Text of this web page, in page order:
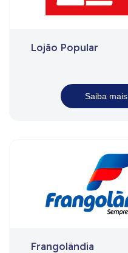
Lojão Popular
Saiba mais
Frangolândia